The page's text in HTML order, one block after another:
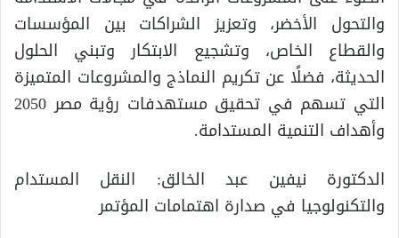
والتحول الأخضر، وتعزيز الشراكات بين المؤسسات
والقطاع الخاص، وتشجيع الابتكار وتبني الحلول
الحديثة، فضلًا عن تكريم النماذج والمشروعات المتميزة
التي تسهم في تحقيق مستهدفات رؤية مصر 2050
وأهداف التنمية المستدامة.
الدكتورة نيفين عبد الخالق: النقل المستدام
والتكنولوجيا في صدارة اهتمامات المؤتمر